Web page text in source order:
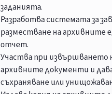
заданията.
Разработва системата за
разместване на архивните
отчет.
Участва при извършването
архивните документи и
съхраняване или